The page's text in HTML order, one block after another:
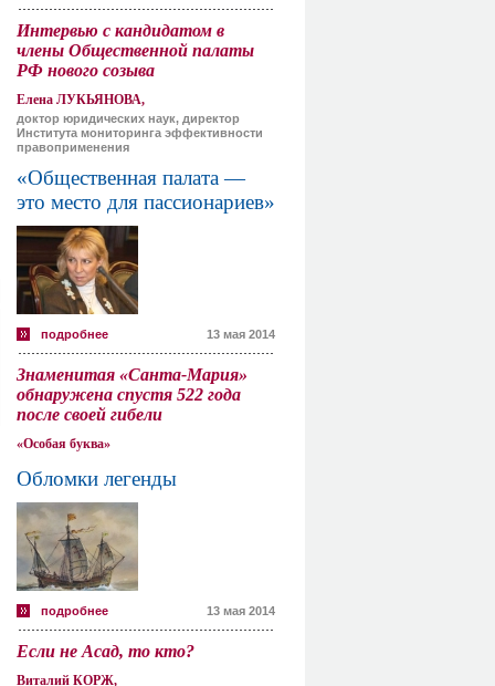
Интервью с кандидатом в
члены Общественной палаты
РФ нового созыва
Елена ЛУКЬЯНОВА,
доктор юридических наук, директор
Института мониторинга эффективности
правоприменения
«Общественная палата —
это место для пассионариев»
подробнее 13 мая 2014
Знаменитая «Санта-Мария»
обнаружена спустя 522 года
после своей гибели
«Особая буква»
Обломки легенды
подробнее 13 мая 2014
Если не Асад, то кто?
Виталий КОРЖ,